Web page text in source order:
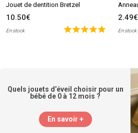
Jouet de dentition Bretzel
10.50€
En stock
2.49€
En stock
Quels jouets d’éveil choisir pour un
bébé de 0 à 12 mois ?
En savoir +